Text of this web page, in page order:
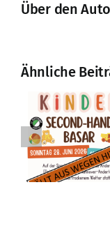
Über den
Ähnliche
Jux